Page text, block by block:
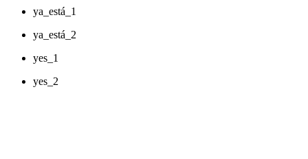
ya_está_1
ya_está_2
yes_1
yes_2